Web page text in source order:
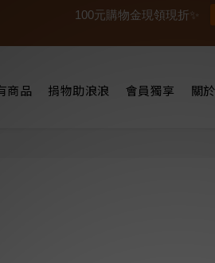
商品 捐物助浪浪 會員獨享 關
100元購物金現領現折✨